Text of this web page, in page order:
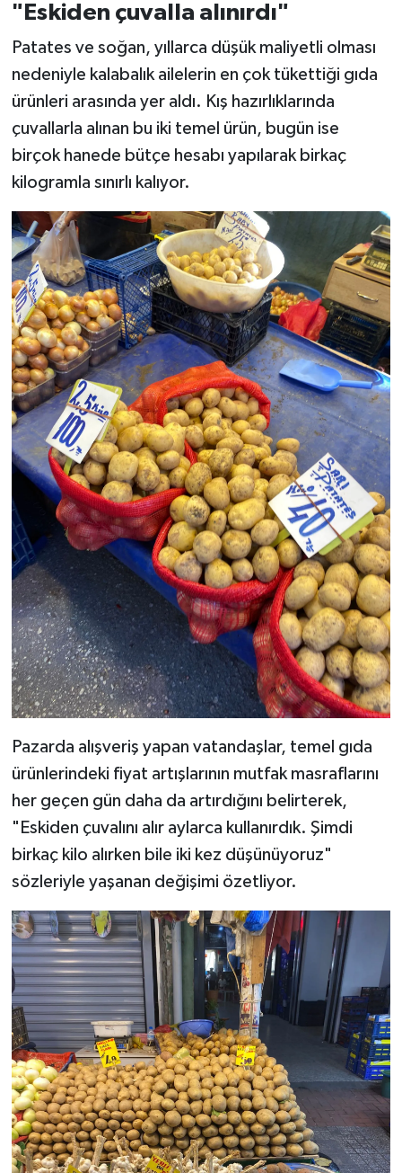
"Eskiden çuvalla alınırdı"
Patates ve soğan, yıllarca düşük maliyetli olması
nedeniyle kalabalık ailelerin en çok tükettiği gıda
ürünleri arasında yer aldı. Kış hazırlıklarında
çuvallarla alınan bu iki temel ürün, bugün ise
birçok hanede bütçe hesabı yapılarak birkaç
kilogramla sınırlı kalıyor.
Pazarda alışveriş yapan vatandaşlar, temel gıda
ürünlerindeki fiyat artışlarının mutfak masraflarını
her geçen gün daha da artırdığını belirterek,
"Eskiden çuvalını alır aylarca kullanırdık. Şimdi
birkaç kilo alırken bile iki kez düşünüyoruz"
sözleriyle yaşanan değişimi özetliyor.